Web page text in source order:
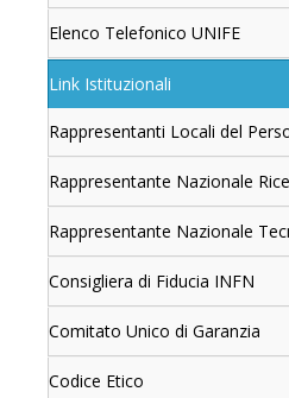
Elenco Telefonico UNIFE
Link Istituzionali
Rappresentanti Locali del
Rappresentante Nazionale
Rappresentante Nazionale
Consigliera di Fiducia INFN
Comitato Unico di Garanzia
Codice Etico